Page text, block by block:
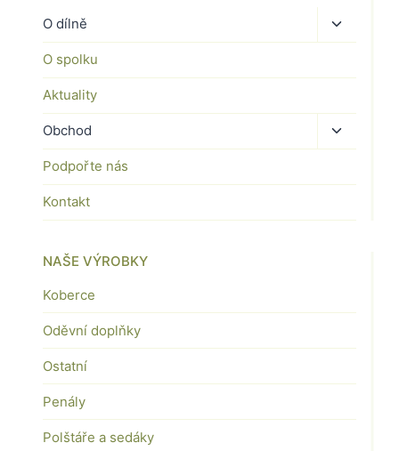
O dílně
Toggle
child
O spolku
Aktuality
Obchod
Toggle
child
Podpořte nás
Kontakt
NAŠE VÝROBKY
Koberce
Oděvní doplňky
Ostatní
Penály
Polštáře a sedáky